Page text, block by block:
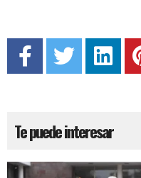
Te puede interesar